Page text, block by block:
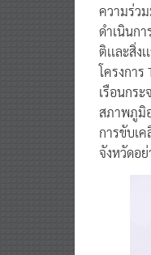
ความร่ว
ดำเนินก
ติเเละสิ่ง
โครงกา
เรือนกร
สภาพภูมิ
การขับเ
จังหวัดอ